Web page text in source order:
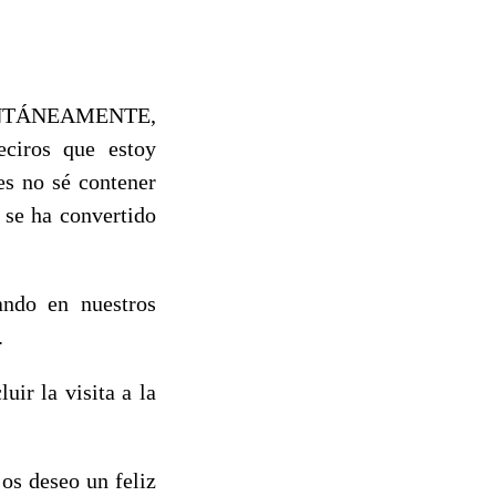
que estoy
no sé contener
ha convertido
en nuestros
la visita a la
deseo un feliz